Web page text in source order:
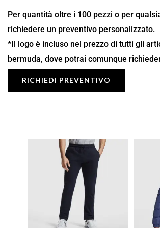
Per quantità oltre i 100 pezzi o per
richiedere un preventivo personalizzato.
*Il logo è incluso nel prezzo di tutti gli
bermuda, dove potrai comunque
RICHIEDI PREVENTIVO
Fascia
prezzo:
da
14,29 €
a
20,42 €